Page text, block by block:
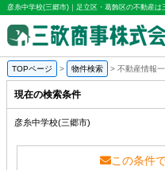
彦糸中学校(三郷市)｜足立区・葛飾区の不動産は
TOPページ > 物件検索 > 不動産情報
現在の検索条件
彦糸中学校(三郷市)
この条件